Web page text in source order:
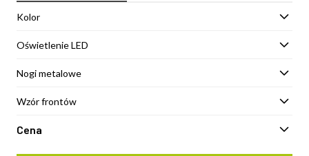
Kolor
Oświetlenie LED
Nogi metalowe
Wzór frontów
Cena